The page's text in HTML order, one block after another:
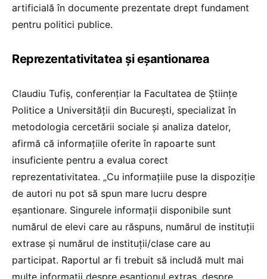
artificială în documente prezentate drept fundament
pentru politici publice.
Reprezentativitatea și eșantionarea
Claudiu Tufiș, conferențiar la Facultatea de Științe
Politice a Universității din București, specializat în
metodologia cercetării sociale și analiza datelor,
afirmă că informațiile oferite în rapoarte sunt
insuficiente pentru a evalua corect
reprezentativitatea. „Cu informațiile puse la dispoziție
de autori nu pot să spun mare lucru despre
eșantionare. Singurele informații disponibile sunt
numărul de elevi care au răspuns, numărul de instituții
extrase și numărul de instituții/clase care au
participat. Raportul ar fi trebuit să includă mult mai
multe informații despre eșantionul extras, despre